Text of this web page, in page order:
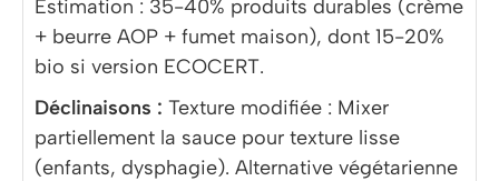
Estimation : 35-40% produits durables (crème
+ beurre AOP + fumet maison), dont 15-20%
bio si version ECOCERT.
Déclinaisons : Texture modifiée : Mixer
partiellement la sauce pour texture lisse
(enfants, dysphagie). Alternative végétarienne